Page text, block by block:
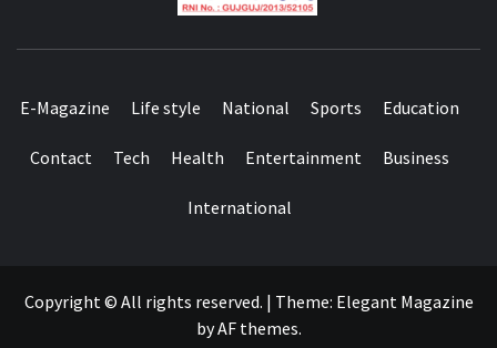
E-Magazine Life style National Sports Education
Contact Tech Health Entertainment Business
International
Copyright © All rights reserved. | Theme: Elegant Magazine
byAF themes.